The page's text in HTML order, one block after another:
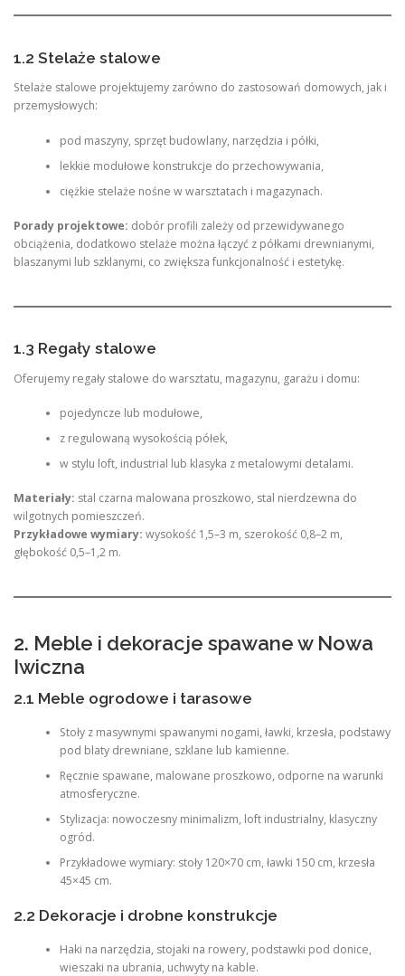
1.2 Stelaże stalowe
Stelaże stalowe projektujemy zarówno do zastosowań domowych, jak i
przemysłowych:
pod maszyny, sprzęt budowlany, narzędzia i półki,
lekkie modułowe konstrukcje do przechowywania,
ciężkie stelaże nośne w warsztatach i magazynach.
Porady projektowe: dobór profili zależy od przewidywanego
obciążenia, dodatkowo stelaże można łączyć z półkami drewnianymi,
blaszanymi lub szklanymi, co zwiększa funkcjonalność i estetykę.
1.3 Regały stalowe
Oferujemy regały stalowe do warsztatu, magazynu, garażu i domu:
pojedyncze lub modułowe,
z regulowaną wysokością półek,
w stylu loft, industrial lub klasyka z metalowymi detalami.
Materiały: stal czarna malowana proszkowo, stal nierdzewna do
wilgotnych pomieszczeń.
Przykładowe wymiary: wysokość 1,5–3 m, szerokość 0,8–2 m,
głębokość 0,5–1,2 m.
2. Meble i dekoracje spawane w Nowa
Iwiczna
2.1 Meble ogrodowe i tarasowe
Stoły z masywnymi spawanymi nogami, ławki, krzesła, podstawy
pod blaty drewniane, szklane lub kamienne.
Ręcznie spawane, malowane proszkowo, odporne na warunki
atmosferyczne.
Stylizacja: nowoczesny minimalizm, loft industrialny, klasyczny
ogród.
Przykładowe wymiary: stoły 120×70 cm, ławki 150 cm, krzesła
45×45 cm.
2.2 Dekoracje i drobne konstrukcje
Haki na narzędzia, stojaki na rowery, podstawki pod donice,
wieszaki na ubrania, uchwyty na kable.